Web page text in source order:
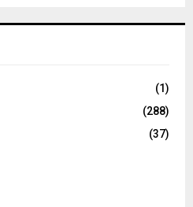
C
(1)
(288)
(37)